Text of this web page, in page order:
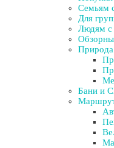
Семьям
Для
Людям с
Природа
Бани и